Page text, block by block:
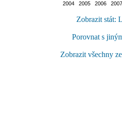
2004 2005 2006
Zobrazit stát:
Porovnat s
Zobrazit všechny